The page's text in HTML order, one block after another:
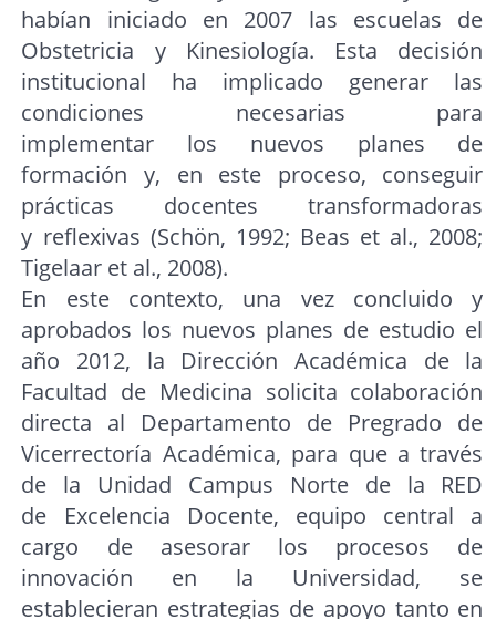
habían iniciado en 2007 las escuelas de
Obstetricia y Kinesiología. Esta decisión
institucional ha implicado generar las
condiciones necesarias para
implementar los nuevos planes de
formación y, en este proceso, conseguir
prácticas docentes transformadoras
y reflexivas (Schön, 1992; Beas et al., 2008;
Tigelaar et al., 2008).
En este contexto, una vez concluido y
aprobados los nuevos planes de estudio el
año 2012, la Dirección Académica de la
Facultad de Medicina solicita colaboración
directa al Departamento de Pregrado de
Vicerrectoría Académica, para que a través
de la Unidad Campus Norte de la RED
de Excelencia Docente, equipo central a
cargo de asesorar los procesos de
innovación en la Universidad, se
establecieran estrategias de apoyo tanto en